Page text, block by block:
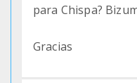
para Chispa?
Gracias